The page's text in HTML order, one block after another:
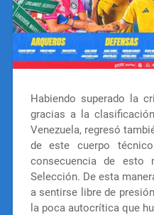
Habiendo superado la
gracias a la
Venezuela, regresó
de este cuerpo
consecuencia de
Selección. De esta
a sentirse libre de
la poca autocrítica que